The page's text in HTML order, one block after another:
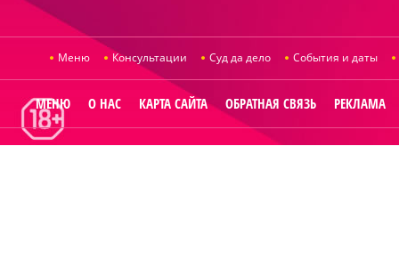
Меню Консультации Суд да дело События и даты
МЕНЮ О НАС КАРТА САЙТА ОБРАТНАЯ СВЯЗЬ РЕКЛАМА